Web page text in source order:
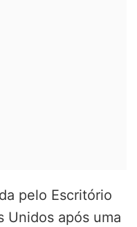
pelo Escritório
Unidos após uma